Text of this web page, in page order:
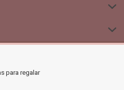
para regalar